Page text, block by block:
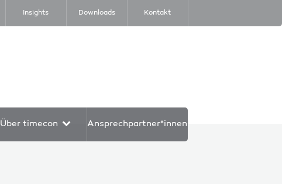
Insights Downloads Kontakt
Über timecon Ansprechpartner*innen